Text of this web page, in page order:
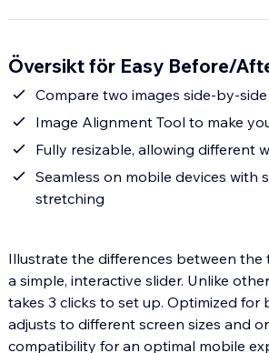
Översikt för Easy Before/
Compare two images side-by-
Image Alignment Tool to make
Fully resizable, allowing different
Seamless on mobile devices
stretching
Illustrate the differences between the
a simple, interactive slider. Unlike
takes 3 clicks to set up. Optimized
adjusts to different screen sizes and
compatibility for an optimal mobile